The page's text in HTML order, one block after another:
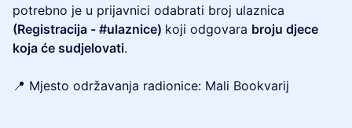
potrebno je u prijavnici odabrati broj ulaznica
(Registracija - #ulaznice) koji odgovara broju djece
koja će sudjelovati.
📍 Mjesto održavanja radionice: Mali Bookvarij